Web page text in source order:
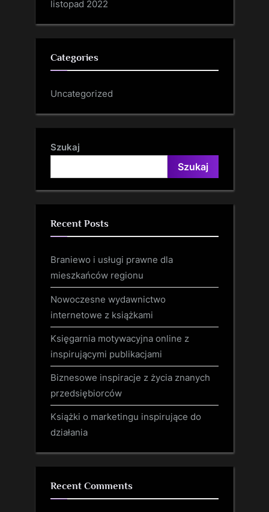
listopad 2022
Categories
Uncategorized
Szukaj
Szukaj
Recent Posts
Braniewo i usługi prawne dla
mieszkańców regionu
Nowoczesne wydawnictwo
internetowe z książkami
Księgarnia motywacyjna online z
inspirującymi publikacjami
Biznesowe inspiracje z życia znanych
przedsiębiorców
Książki o marketingu inspirujące do
działania
Recent Comments